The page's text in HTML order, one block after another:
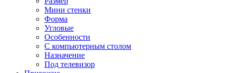
Мини стенки
Форма
Угловые
Особенности
С компьютерным столом
Назначение
Под телевизор